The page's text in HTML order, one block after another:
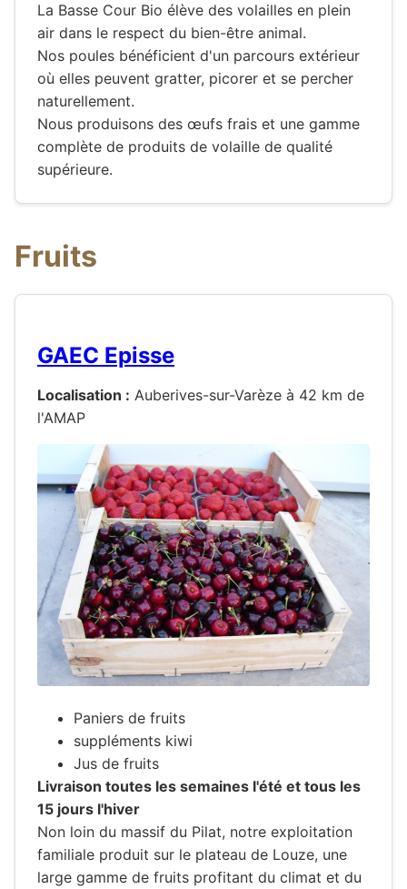
La Basse Cour Bio élève des volailles en plein
air dans le respect du bien-être animal.
Nos poules bénéficient d'un parcours extérieur
où elles peuvent gratter, picorer et se percher
naturellement.
Nous produisons des œufs frais et une gamme
complète de produits de volaille de qualité
supérieure.
Fruits
GAEC Episse
Localisation : Auberives-sur-Varèze à 42 km de
l'AMAP
Paniers de fruits
suppléments kiwi
Jus de fruits
Livraison toutes les semaines l'été et tous les
15 jours l'hiver
Non loin du massif du Pilat, notre exploitation
familiale produit sur le plateau de Louze, une
large gamme de fruits profitant du climat et du